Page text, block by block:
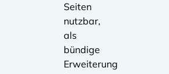
Seiten
nutzbar,
als
bündige
Erweiterung